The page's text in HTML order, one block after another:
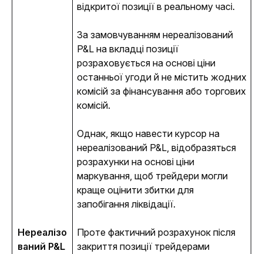
Нереалізо
ваний P&L
відкритої позиції в реальному часі.
За замовчуванням нереалізований
P&L на вкладці позиції
розраховується на основі ціни
останньої угоди й не містить жодних
комісій за фінансування або торгових
комісій.
Однак, якщо навести курсор на
нереалізований P&L, відобразяться
розрахунки на основі ціни
маркування, щоб трейдери могли
краще оцінити збитки для
запобігання ліквідації.
Проте фактичний розрахунок після
закриття позиції трейдерами